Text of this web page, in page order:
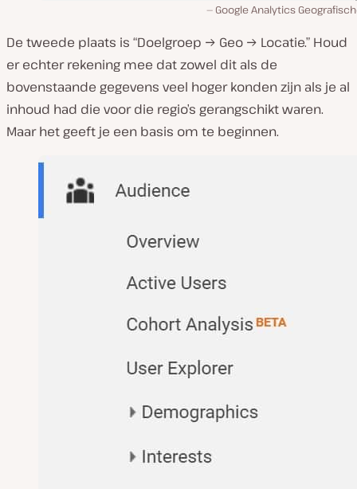
Google Analytics
De tweede plaats is “Doelgroep → Geo → Locatie.” Houd
er echter rekening mee dat zowel dit als de
bovenstaande gegevens veel hoger konden zijn als je al
inhoud had die voor die regio’s gerangschikt waren.
Maar het geeft je een basis om te beginnen.